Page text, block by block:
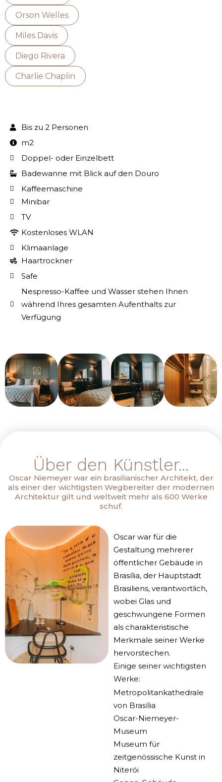
Orson Welles
Miles Davis
Diego Rivera
Charlie Chaplin
Bis zu 2 Personen
m2
Doppel- oder Einzelbett
Badewanne mit Blick auf den Douro
Kaffeemaschine
Minibar
TV
Kostenloses WLAN
Klimaanlage
Haartrockner
Safe
Nespresso-Kaffee und Wasser stehen Ihnen
während Ihres gesamten Aufenthalts zur
Verfügung
Über den Künstler...
Oscar Niemeyer war ein brasilianischer Architekt, der
als einer der wichtigsten Wegbereiter der modernen
Architektur gilt und weltweit mehr als 600 Werke
schuf.
Oscar war für die
Gestaltung mehrerer
öffentlicher Gebäude in
Brasília, der Hauptstadt
Brasiliens, verantwortlich,
wobei Glas und
geschwungene Formen
als charakteristische
Merkmale seiner Werke
hervorstechen.
Einige seiner wichtigsten
Werke:
Metropolitankathedrale
von Brasília
Oscar-Niemeyer-
Museum
Museum für
zeitgenössische Kunst in
Niterói